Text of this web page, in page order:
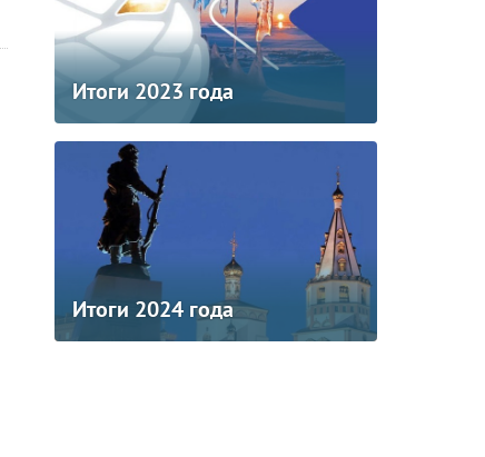
Итоги 2023 года
Итоги 2024 года